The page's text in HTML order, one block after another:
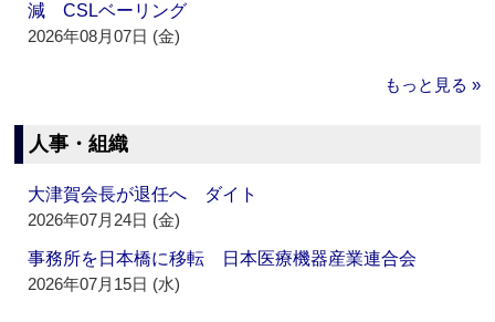
減 CSLベーリング
2026年08月07日 (金)
もっと見る »
人事・組織
大津賀会長が退任へ ダイト
2026年07月24日 (金)
事務所を日本橋に移転 日本医療機器産業連合会
2026年07月15日 (水)